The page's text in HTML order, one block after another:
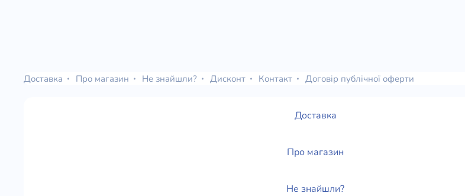
Доставка Про магазин Не знайшли? Дисконт Контакт Договір публічної оферти
Доставка
Про магазин
Не знайшли?